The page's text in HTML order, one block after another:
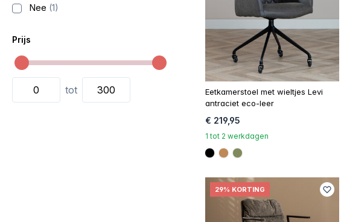
Nee (1)
Prijs
tot
Eetkamerstoel met wieltjes Levi
antraciet eco-leer
€ 219,95
1 tot 2 werkdagen
#000000
#be8957
#808a5d
29% KORTING